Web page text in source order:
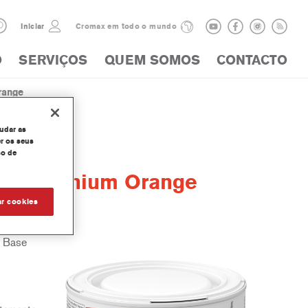
Iniciar Cromax em todo o mundo
SERVIÇOS QUEM SOMOS CONTACTO
Aluminium Orange
Base
as
os seus
de
cookies